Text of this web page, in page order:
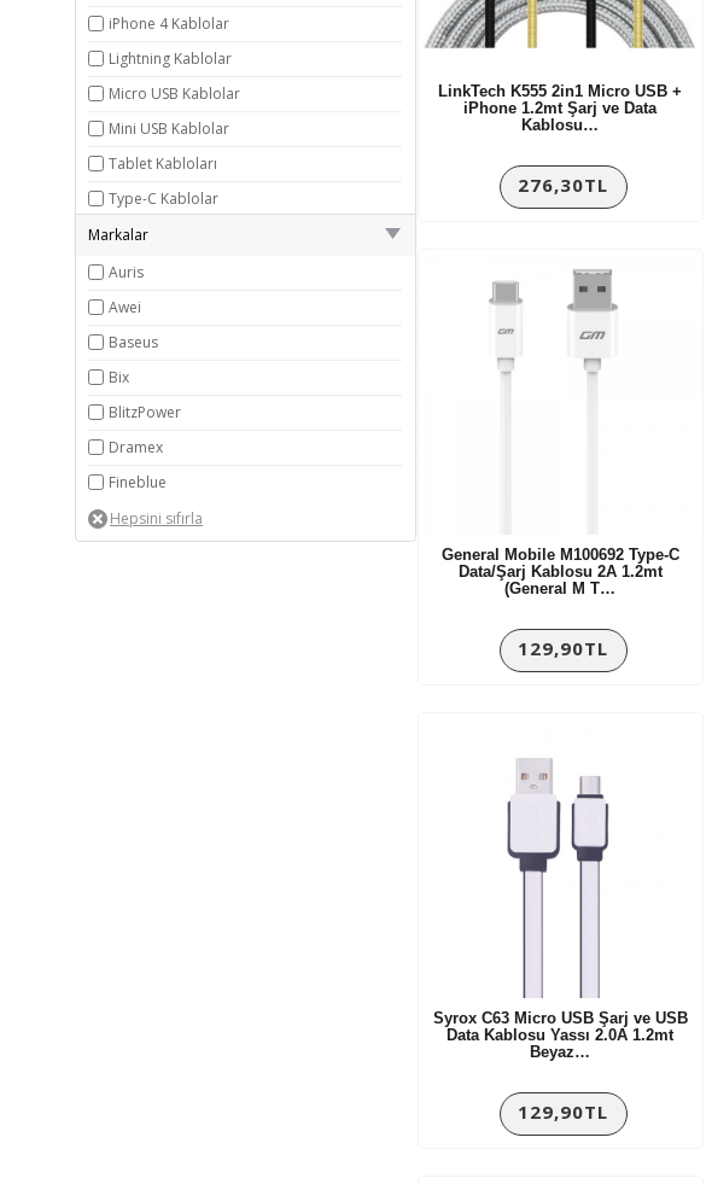
iPhone 4 Kablolar
Lightning Kablolar
Micro USB Kablolar
Mini USB Kablolar
Tablet Kabloları
Type-C Kablolar
USB 3.0 Kablolar
Xperia Kabloları
Markalar
Auris
Awei
Baseus
Bix
BlitzPower
Dramex
Fineblue
FitPlus
LinkTech K555 2in1 Micro USB +
iPhone 1.2mt Şarj ve Data
Kablosu…
276,30TL
General Mobile M100692 Type-C
Data/Şarj Kablosu 2A 1.2mt
(General M T…
129,90TL
Syrox C63 Micro USB Şarj ve USB
Data Kablosu Yassı 2.0A 1.2mt
Beyaz…
129,90TL